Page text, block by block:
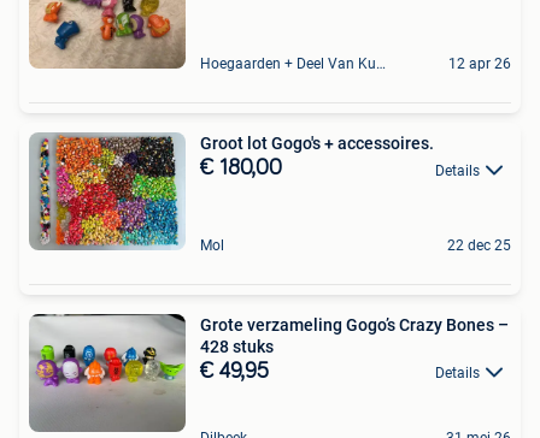
Hoegaarden + Deel Van Kumtich + Deel Van Tienen 12 apr 26
Groot lot Gogo's + accessoires.
€ 180,00 Details
Mol 22 dec 25
Grote verzameling Gogo’s Crazy Bones –
428 stuks
€ 49,95 Details